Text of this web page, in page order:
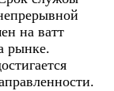
на ватт
рынке.